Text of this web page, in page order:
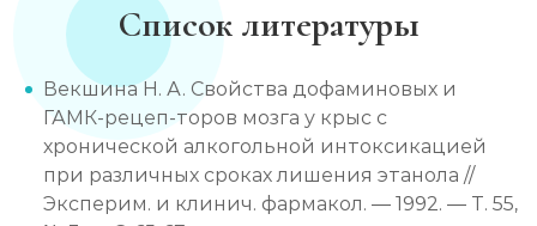
Список литературы
Векшина Н. А. Свойства дофаминовых и
ГАМК-рецеп-торов мозга у крыс с
хронической алкогольной интоксикацией
при различных сроках лишения этанола //
Эксперим. и клинич. фармакол. — 1992. — Т. 55,